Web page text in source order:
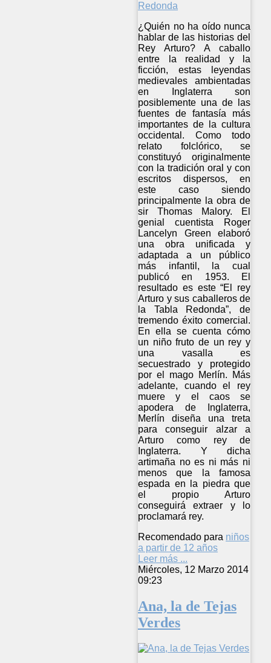
¿Quién no ha oído nunca
hablar de las historias del
Rey Arturo? A caballo
entre la realidad y la
ficción, estas leyendas
medievales ambientadas
en Inglaterra son
posiblemente una de las
fuentes de fantasía más
importantes de la cultura
occidental. Como todo
relato folclórico, se
constituyó originalmente
con la tradición oral y con
escritos dispersos, en
este caso siendo
principalmente la obra de
sir Thomas Malory. El
genial cuentista Roger
Lancelyn Green elaboró
una obra unificada y
adaptada a un público
más infantil, la cual
publicó en 1953. El
resultado es este “El rey
Arturo y sus caballeros de
la Tabla Redonda”, de
tremendo éxito comercial.
En ella se cuenta cómo
un niño fruto de un rey y
una vasalla es
secuestrado y protegido
por el mago Merlín. Más
adelante, cuando el rey
muere y el caos se
apodera de Inglaterra,
Merlín diseña una treta
para conseguir alzar a
Arturo como rey de
Inglaterra. Y dicha
artimaña no es ni más ni
menos que la famosa
espada en la piedra que
el propio Arturo
conseguirá extraer y lo
proclamará rey.
Recomendado para niños
a partir de 12 años
Leer más ...
Miércoles, 12 Marzo 2014
09:23
Ana, la de Tejas
Verdes